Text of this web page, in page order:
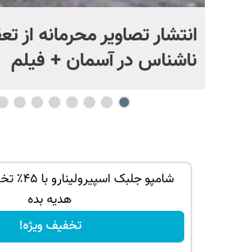
انتشار تصاویر محرمانه
ناشناس در آسمان + فیلم
شامپو
هدیه بده
تخفیف ویژه!